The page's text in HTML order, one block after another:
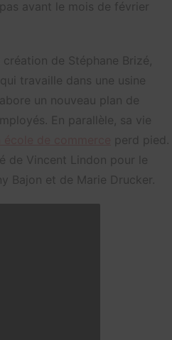
avant le mois de février
de Stéphane Brizé,
travaille dans une usine
un nouveau plan de
En parallèle, sa vie
perd pied.
de Vincent Lindon pour le
Bajon et de Marie Drucker.